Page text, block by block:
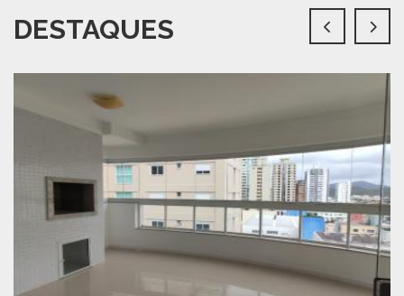
DESTAQUES